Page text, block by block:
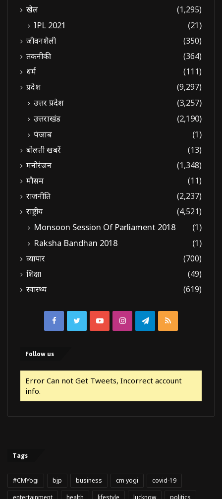
खेल
(1,295)
IPL 2021 (21)
जीवनशैली
(350)
तकनीकी
(364)
धर्म
(111)
प्रदेश
(9,297)
उत्तर प्रदेश
(3,257)
उत्तराखंड
(2,190)
पंजाब
(1)
बोलती खबरें
(13)
मनोरंजन
(1,348)
मौसम
(11)
राजनीति
(2,237)
राष्ट्रीय
(4,521)
Monsoon Session Of Parliament 2018
(1)
Raksha Bandhan 2018
(1)
व्यापार
(700)
शिक्षा
(49)
स्वास्थ्य
(619)
FacebookTwitterYouTubeInstagramTelegram
RSS
Follow us
Error Can not Get Tweets, Incorrect account
info.
Tags
#CMYogi bjp business cm yogi
covid-19
entertainment
health lifestyle lucknow politics